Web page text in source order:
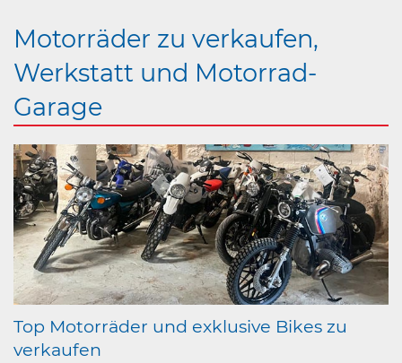
Motorräder zu verkaufen,
Werkstatt und Motorrad-
Garage
Top Motorräder und exklusive Bikes zu
verkaufen